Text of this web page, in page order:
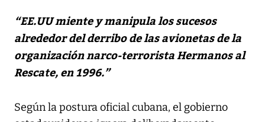
“EE.UU miente y manipula los sucesos
alrededor del derribo de las avionetas de la
organización narco-terrorista Hermanos al
Rescate, en 1996.”
Según la postura oficial cubana, el gobierno